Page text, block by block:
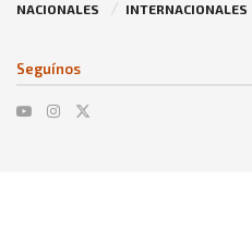
NACIONALES INTERNACIONALES
Seguínos